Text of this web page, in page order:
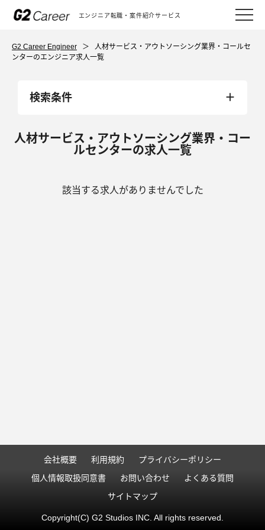
エンジニア転職・案件紹介サービス
G2 Career Engineer ＞ 人材サービス・アウトソーシング業界・コールセ
ンターのエンジニア求人一覧
検索条件
人材サービス・アウトソーシング業界・コー
ルセンターの求人一覧
該当する求人がありませんでした
会社概要 利用規約
プライバシーポリシー
個人情報取扱同意書
お問い合わせ
よくある質問
サイトマップ
Copyright(C) G2 Studios INC. All rights reserved.